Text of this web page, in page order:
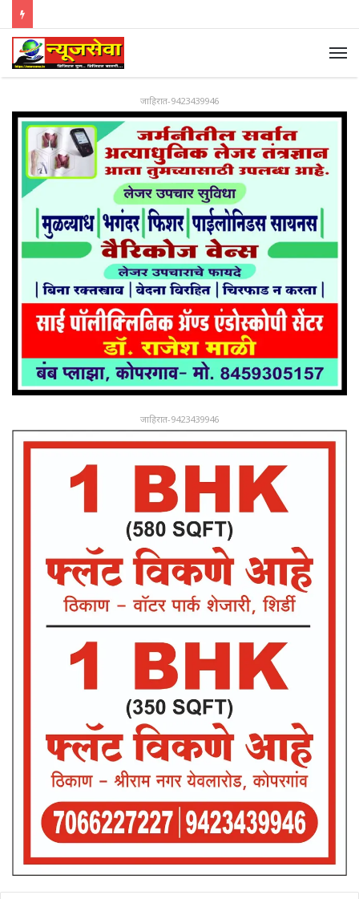
जाहिरात-9423439946
जाहिरात-9423439946